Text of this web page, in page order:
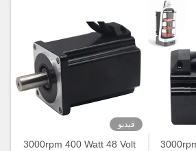
3000rpm 400 Watt 48 Volt
فيديو
3000rpm 400 Watt 48 Volt